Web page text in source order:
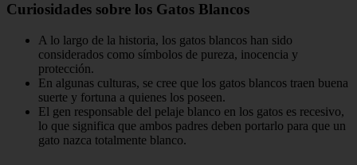
Curiosidades sobre los Gatos Blancos
A lo largo de la historia, los gatos blancos han sido
considerados como símbolos de pureza, inocencia y
protección.
En algunas culturas, se cree que los gatos blancos traen buena
suerte y fortuna a quienes los poseen.
El gen responsable del pelaje blanco en los gatos es recesivo,
lo que significa que ambos padres deben portarlo para que un
gato nazca totalmente blanco.